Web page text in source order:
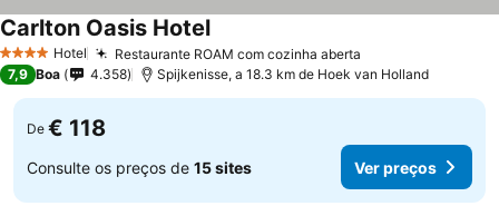
4 EstrelasHotel Restaurante ROAM com cozinha aberta
Carlton Oasis Hotel
7,9 Boa 4.358 Spijkenisse, a 18.3 km de Hoek van Holland
De € 118
Consulte os preços de 15 sites Ver preços